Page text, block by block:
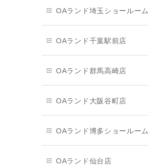
OAランド埼玉ショールーム
OAランド千葉駅前店
OAランド群馬高崎店
OAランド大阪谷町店
OAランド博多ショールーム
OAランド仙台店